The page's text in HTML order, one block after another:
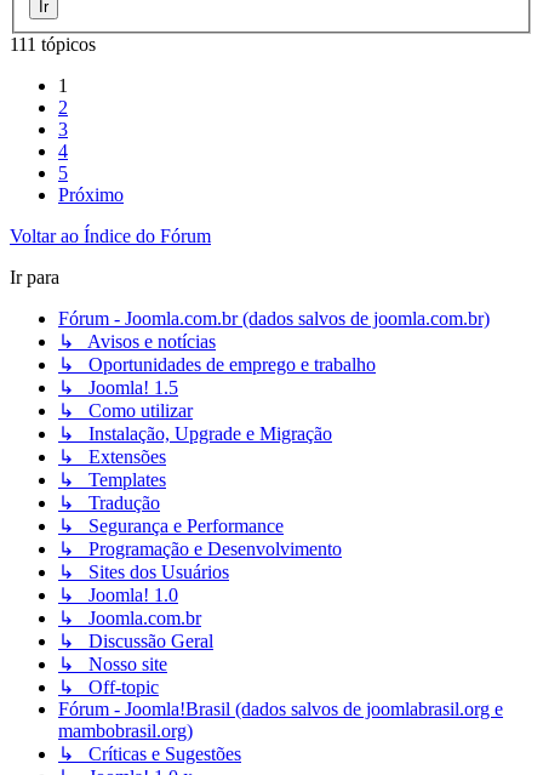
111 tópicos
1
2
3
4
5
Próximo
Voltar ao Índice do Fórum
Ir para
Fórum - Joomla.com.br (dados salvos de joomla.com.br)
↳ Avisos e notícias
↳ Oportunidades de emprego e trabalho
↳ Joomla! 1.5
↳ Como utilizar
↳ Instalação, Upgrade e Migração
↳ Extensões
↳ Templates
↳ Tradução
↳ Segurança e Performance
↳ Programação e Desenvolvimento
↳ Sites dos Usuários
↳ Joomla! 1.0
↳ Joomla.com.br
↳ Discussão Geral
↳ Nosso site
↳ Off-topic
Fórum - Joomla!Brasil (dados salvos de joomlabrasil.org e
mambobrasil.org)
↳ Críticas e Sugestões